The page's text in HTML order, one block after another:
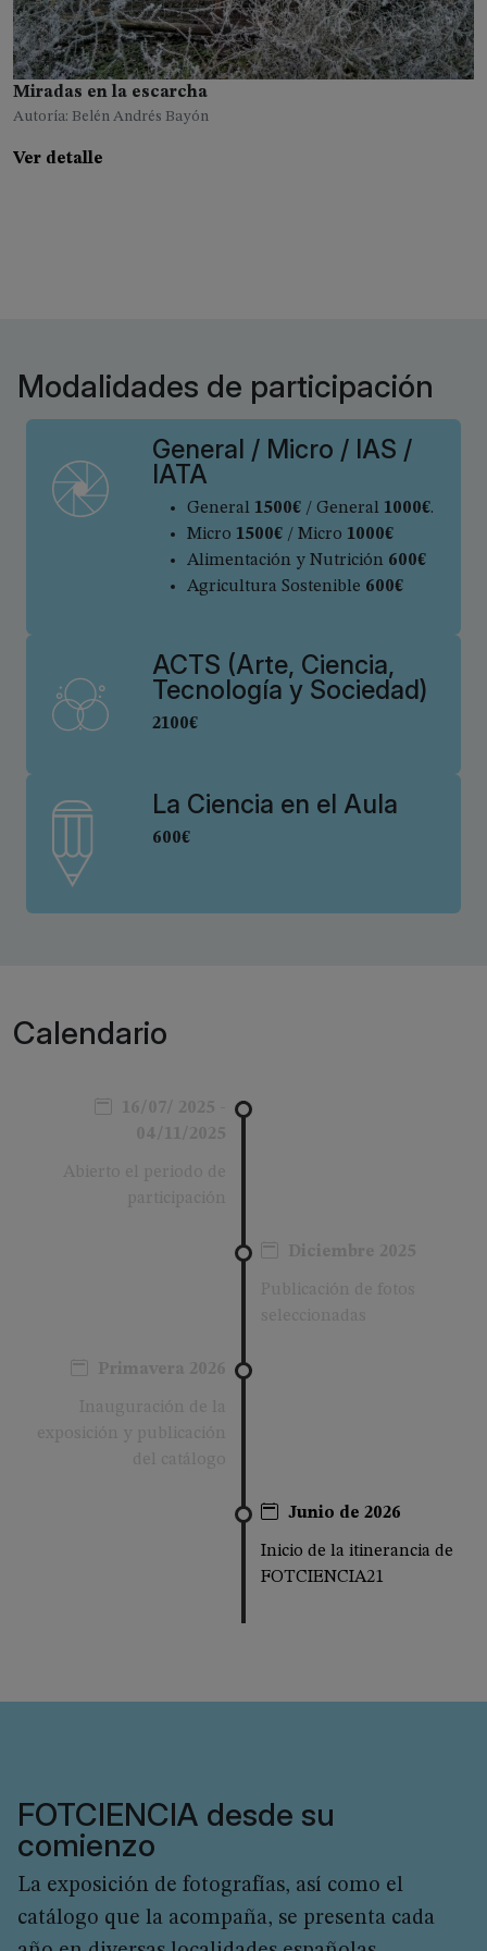
Miradas en la escarcha
Autoría: Belén Andrés Bayón
Ver detalle
Uzumaki
Autoría: Daniel García Ovejero
Ver detalle
Dentro del cascarón
Autoría: Jesús Miguel Rodríguez Castaño
Ver detalle
¡¡Corre, corre, que te pillo, estornino, estorninillo!!
Modalidades de participación
General / Micro / IAS /
IATA
General 1500€ / General 1000€.
Micro 1500€ / Micro 1000€
Alimentación y Nutrición 600€
Agricultura Sostenible 600€
ACTS (Arte, Ciencia,
Tecnología y Sociedad)
2100€
La Ciencia en el Aula
600€
Calendario
Junio de 2026
Inicio de la itinerancia de
FOTCIENCIA21
FOTCIENCIA desde su
comienzo
La exposición de fotografías, así como el
catálogo que la acompaña, se presenta cada